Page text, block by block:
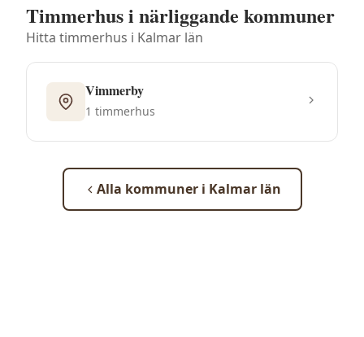
Timmerhus i närliggande kommuner
Hitta timmerhus i Kalmar län
Vimmerby
1 timmerhus
Alla kommuner i Kalmar län